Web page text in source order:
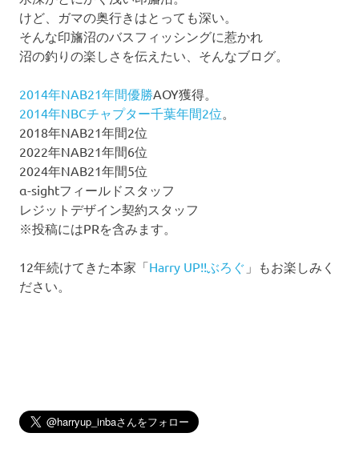
けど、ガマの奥行きはとっても深い。
そんな印旛沼のバスフィッシングに惹かれ
沼の釣りの楽しさを伝えたい、そんなブログ。
2014年NAB21年間優勝AOY獲得。
2014年NBCチャプター千葉年間2位。
2018年NAB21年間2位
2022年NAB21年間6位
2024年NAB21年間5位
α-sightフィールドスタッフ
レジットデザイン契約スタッフ
※投稿にはPRを含みます。
12年続けてきた本家「Harry UP!!ぶろぐ 」もお楽しみく
ださい。